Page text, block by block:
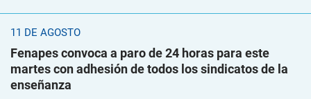
11 DE AGOSTO
Fenapes convoca a paro de 24 horas para este
martes con adhesión de todos los sindicatos de la
enseñanza